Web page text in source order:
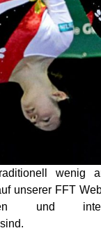
wenig
unserer FFT
und